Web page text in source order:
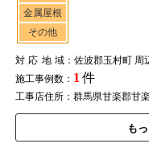
金属屋根
その他
対応地域：佐波郡玉村町 周
施工事例数： 1 件
工事店住所：群馬県甘楽郡甘
も